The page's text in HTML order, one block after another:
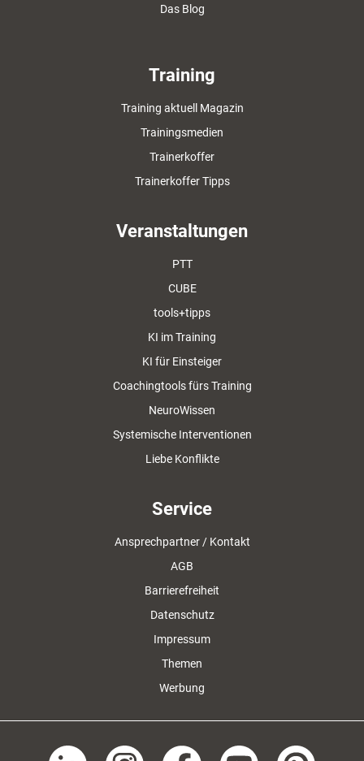
Das Blog
Training
Training aktuell Magazin
Trainingsmedien
Trainerkoffer
Trainerkoffer Tipps
Veranstaltungen
PTT
CUBE
tools+tipps
KI im Training
KI für Einsteiger
Coachingtools fürs Training
NeuroWissen
Systemische Interventionen
Liebe Konflikte
Service
Ansprechpartner / Kontakt
AGB
Barrierefreiheit
Datenschutz
Impressum
Themen
Werbung